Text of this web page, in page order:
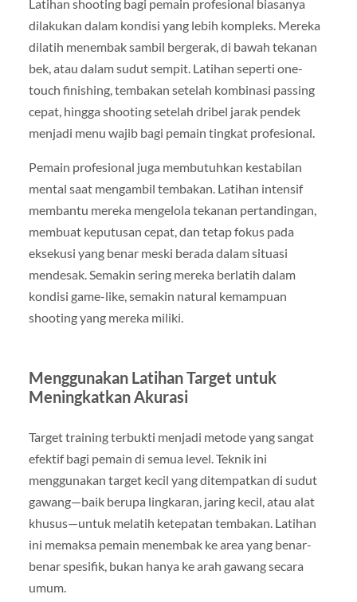
Latihan shooting bagi pemain profesional biasanya
dilakukan dalam kondisi yang lebih kompleks. Mereka
dilatih menembak sambil bergerak, di bawah tekanan
bek, atau dalam sudut sempit. Latihan seperti one-
touch finishing, tembakan setelah kombinasi passing
cepat, hingga shooting setelah dribel jarak pendek
menjadi menu wajib bagi pemain tingkat profesional.
Pemain profesional juga membutuhkan kestabilan
mental saat mengambil tembakan. Latihan intensif
membantu mereka mengelola tekanan pertandingan,
membuat keputusan cepat, dan tetap fokus pada
eksekusi yang benar meski berada dalam situasi
mendesak. Semakin sering mereka berlatih dalam
kondisi game-like, semakin natural kemampuan
shooting yang mereka miliki.
Menggunakan Latihan Target untuk
Meningkatkan Akurasi
Target training terbukti menjadi metode yang sangat
efektif bagi pemain di semua level. Teknik ini
menggunakan target kecil yang ditempatkan di sudut
gawang—baik berupa lingkaran, jaring kecil, atau alat
khusus—untuk melatih ketepatan tembakan. Latihan
ini memaksa pemain menembak ke area yang benar-
benar spesifik, bukan hanya ke arah gawang secara
umum.